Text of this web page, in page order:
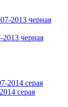
2013 черная
серая